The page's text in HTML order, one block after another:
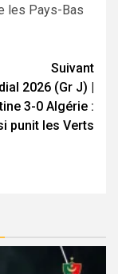
les Pays-Bas
Suivant
2026 (Gr J) |
3-0 Algérie :
punit les Verts